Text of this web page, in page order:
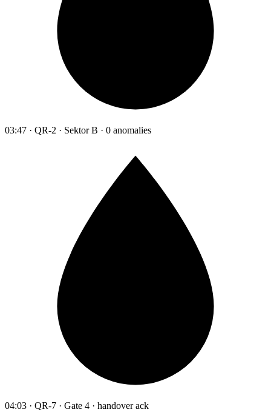
03:47 · QR-2 · Sektor B · 0 anomalies
04:03 · QR-7 · Gate 4 · handover ack